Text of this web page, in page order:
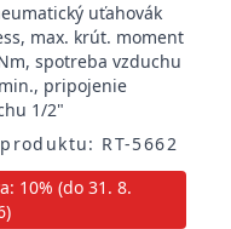
uťahovák
max. krút. moment
spotreba vzduchu
pripojenie
1/2"
RT-5662
10% (do 31. 8.